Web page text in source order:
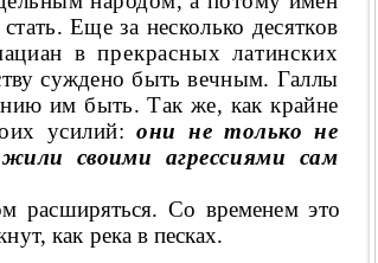
Еще за несколько десятков
в прекрасных латинских
суждено быть вечным. Галлы
им быть. Так же, как край­не
усилий:они не только не
своими агрессиями сам
расширяться. Со временем это
как река в песках.